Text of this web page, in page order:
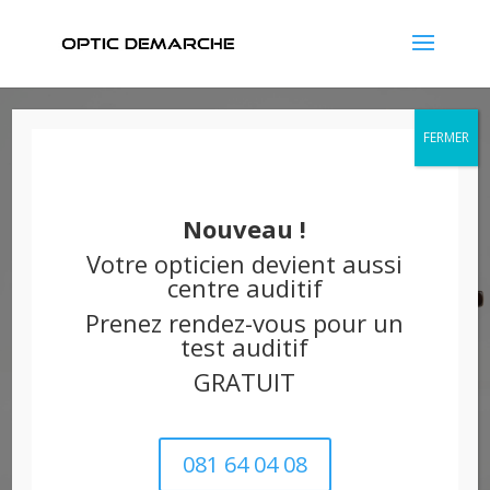
créateur bien
de chez nous
En effet, nous réalisons nos propres lunettes
made in Wallonie MAÏLIS TRENDY
Nouveau !
Votre opticien devient aussi
centre auditif
Prenez rendez-vous pour un
test auditif
GRATUIT
081 64 04 08